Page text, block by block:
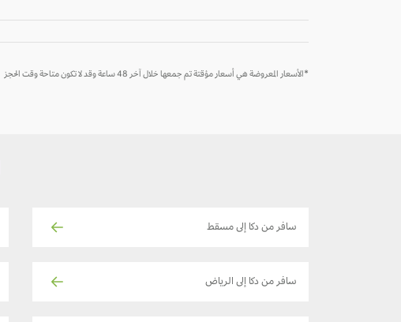
*الأسعار المعروضة هي أسعار مؤقتة تم جمعها خلال آخر 48 ساعة وقد لا تكون متاحة وقت الحجز
سافر من دكا إلى مسقط
سافر من دكا إلى الرياض